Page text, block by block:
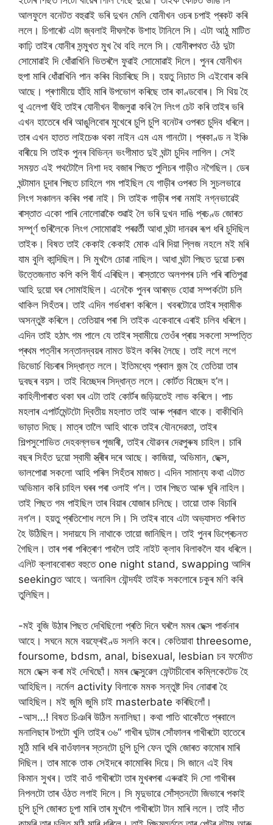
আলফুলে বনেটত বহুৱাই ভৰি দুখন মেলি যোনীখন ওচৰ চপাই প্ৰকট কৰি
ললে। চিগাৰেট এটা জ্বলাই দীঘলকৈ উশাহ টানিলে সি। এটা আঠু মাটিত
কাঢ়ি তাইৰ যোনীৰ সন্মুখত মুখ থৈ বহি ললে সি। যোনীৰপথত ওঁঠ দুটা
সোমোৱাই দি ধোঁৱাখিনি ভিতৰলৈ ফুৱাই সোমোৱাই দিলে। পুনৰ যোনীখন
হুপা মাৰি ধোঁৱাখিনি পান কৰিব বিচাৰিছে সি। হয়তু নিচাত সি এইবোৰ কৰি
আছে। প্ৰণামীয়ে হাঁহি মাৰি উপভোগ কৰিছে তাৰ কাণ্ডবোৰ। সি থিয় হৈ
থু এলেপা ঘঁহি তাইৰ যোনীখন বীজলুৱা কৰি লৈ লিংগ চেট কৰি তাইৰ ভৰি
এখন হাতেৰে ধৰি আঙুলিবোৰ মুখেৰে চুপি চুপি বনেটৰ ওপৰত চুদিব ধৰিলে।
তাৰ এখন হাতত লাইচেঞ্চ থকা নাইন এম এম গানটো। প্ৰকাণ্ড ন ইঞ্চি
বাৰীয়ে সি তাইক পুনৰ বিভিন্ন ভংগীমাত দুই ঘন্টা চুদিব লাগিল। সেই
সময়ত এই পথটোলৈ নিশা দহ বজাৰ পিছত পুলিচৰ গাড়ীও নগৈছিল। ডেৰ
ঘন্টামান চুদাৰ পিছত চাহিলে গম পাইছিল যে গাড়ীৰ ওপৰত সি সুচলভাৱে
লিংগ সঞ্চালন কৰিব পৰা নাই। সি তাইক গাড়ীৰ পৰা নমাই নগ্নভাৱেই
ৰাস্তাত একো পাৰি নোলোৱাকৈ শুৱাই লৈ ভৰি দুখন দাঙি প্ৰচণ্ড জোৰত
সম্পূৰ্ণ গুৰিলৈকে লিংগ সোমোৱাই পৰৱৰ্তী আধা ঘন্টা দানৱৰ ৰূপ ধৰি চুদিছিল
তাইক। বিষত তাই কেকাই কেকাই মোক এৰি দিয়া প্লিজ নহলে মই মৰি
যাম বুলি কান্দিছিল। সি মুখলৈ চোৱা নাছিল। আধা ঘন্টা পিছত দুয়ো চৰম
উত্তেজনাত কপি কপি বীৰ্য এৰিছিল। ৰাস্তাতে অলপপৰ ঢলি পৰি ৰাতিপুৱা
আহি দুয়ো ঘৰ সোমাইছিল। এনেকৈ পুনৰ আৰম্ভ হোৱা সম্পৰ্কটো চলি
থাকিল সিহঁতৰ। তাই এদিন গৰ্ভধাৰণ কৰিলে। খবৰটোৱে তাইৰ স্বামীক
অসন্তুষ্ট কৰিলে। তেতিয়াৰ পৰা সি তাইক একেবাৰে এৰাই চলিব ধৰিলে।
এদিন তাই হঠাৎ গম পালে যে তাইৰ স্বামীয়ে তেওঁৰ প্ৰায় সকলো সম্পত্তি
প্ৰথম পত্নীৰ সন্তানদ্বয়ৰ নামত উইল কৰিব লৈছে। তাই লগে লগে
ডিভোৰ্চ বিচৰাৰ সিদ্ধান্ত ললে। ইতিমধ্যে প্ৰবাল জন্ম হৈ তেতিয়া তাৰ
দুবছৰ বয়স। তাই বিচ্ছেদৰ সিদ্ধান্ত ললে। কোৰ্টত বিচ্ছেদ হ’ল।
কাহিলীপাৰাত থকা ঘৰ এটা তাই কোৰ্টৰ জড়িয়তেই লাভ কৰিলে। পাচ
মহলাৰ এপাৰ্টমেন্টটো দ্বিতীয় মহলাত তাই আৰু প্ৰৱাল থাকে। বাকীখিনি
ভাড়াত দিছে। মাত্ৰ তালৈ আহি থাকে তাইৰ যৌনদেৱতা, তাইৰ
শিল্পসুশোভিত দেহবল্লভৰ পূজাৰী, তাইৰ যৌৱনৰ দেৱপুৰুষ চাহিল। চাৰি
বছৰ সিহঁত দুয়ো স্বামী স্ত্ৰীৰ দৰে আছে। কাজিয়া, অভিমান, ছেক্স,
ভালপোৱা সকলো আহি পৰিল সিহঁতৰ মাজত। এদিন সামান্য কথা এটাত
অভিমান কৰি চাহিল ঘৰৰ পৰা ওলাই গ’ল। তাৰ পিছত আৰু ঘূৰি নাহিল।
তাই পিছত গম পাইছিল তাৰ বিয়াৰ যোজাৰ চলিছে। তায়ো তাক বিচাৰি
নগ’ল। হয়তু প্ৰতিশোধ ললে সি। সি তাইৰ বাবে এটা অভ্যাসত পৰিণত
হৈ উঠিছিল। সদায়যে সি নাথাকে তায়ো জানিছিল। তাই পুনৰ ডিপ্ৰেচনত
গৈছিল। তাৰ পৰা পৰিত্ৰাণ পাবলৈ তাই নাইট ক্লাব বিলাকলৈ যাব ধৰিলে।
এলিট ক্লাববোৰত বহুতে one night stand, swapping আদিৰ
seekingত আহে। অনাবিল যৌন্দৰ্যই তাইক সকলোৰে চকুৰ মণি কৰি
তুলিছিল।
-মই বুজি উঠাৰ পিছত দেখিছিলো প্ৰতি দিনে ঘৰলৈ মমৰ ছেক্স পাৰ্কনাৰ
আহে। সঘনে মমে বয়ফ্ৰেইণ্ড সলনি কৰে। কেতিয়াবা threesome,
foursome, bdsm, anal, bisexual, lesbian চব ফৰ্মেটত
মমে ছেক্স কৰা মই দেখিছোঁ। মমৰ ছেক্সুৱেল ফেন্টাচীবোৰ কম্লিকেটেড হৈ
আহিছিল। নৰ্মেল activity বিলাকে মমক সন্তুষ্ট দিব নোৱাৰা হৈ
আহিছিল। মই জুমি জুমি চাই masterbate কৰিছিলোঁ।
-আস…! বিষত চিঞৰি উঠিল মনালিছা। কথা পাতি থাকোঁতে প্ৰবালে
মনালিছাৰ টপটো খুলি তাইৰ ৩৬” গাখীৰ দুটাৰ সোঁফালৰ গাখীৰটো হাতেৰে
মুঠি মাৰি ধৰি বাওঁফালৰ স্তনটো চুপি চুপি ফেন তুমি জোৰত কামোৰ মাৰি
দিছিল। তাৰ মাকে তাক সেইদৰে কামোৰিব দিয়ে। সি জানে এই বিষ
কিমান সুখৰ। তাই বাওঁ গাখীৰটো তাৰ মুখৰপৰা এৰুৱাই দি সো গাখীৰৰ
নিপলটো তাৰ ওঁঠত লগাই দিলে। সি মৃদুভাৱে সোঁস্তনটো জিভাৰে পকাই
চুপি চুপি জোৰত চুপা মাৰি তাৰ মুখলৈ গাখীৰটো টান মাৰি ললে। তাই দাঁত